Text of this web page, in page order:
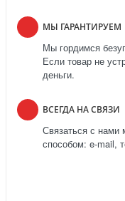
МЫ ГАРАНТИРУЕМ
Мы гордимся
Если товар не
деньги.
ВСЕГДА НА СВЯЗИ
Связаться с
способом: e-mail,